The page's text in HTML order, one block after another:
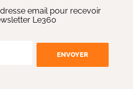
email pour recevoir
Le360
ENVOYER